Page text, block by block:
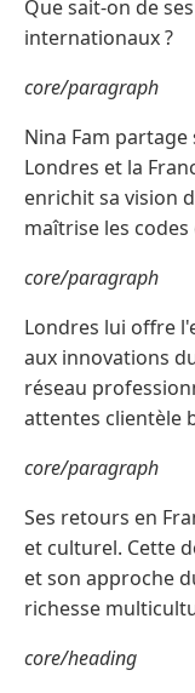
Que sait-on de
internationaux ?
core/paragraph
Nina Fam
Londres et la
enrichit sa vision
maîtrise les
core/paragraph
Londres lui offre
aux innovations
réseau
attentes clientèle
core/paragraph
Ses retours en
et culturel. Cette
et son approche
richesse
core/heading